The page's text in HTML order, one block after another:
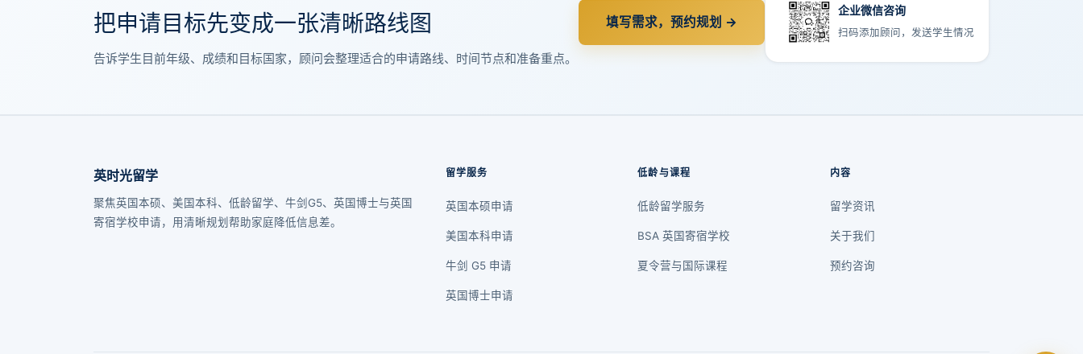
把申请目标先变成一张清晰路线图
告诉学生目前年级、成绩和目标国家，顾问会整理适合的申请路线、时间节点和准备重点。
填写需求，预约规划 →
企业微信咨询
扫码添加顾问，发送学生情况
英时光留学
聚焦英国本硕、美国本科、低龄留学、牛剑G5、英国博士与英国
寄宿学校申请，用清晰规划帮助家庭降低信息差。
留学服务
英国本硕申请
美国本科申请
牛剑 G5 申请
英国博士申请
低龄与课程
低龄留学服务
BSA 英国寄宿学校
夏令营与国际课程
内容
留学资讯
关于我们
预约咨询